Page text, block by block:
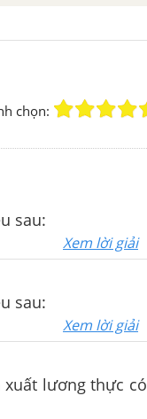
chọn:
sau:
Xem lời giải
sau:
Xem lời giải
xuất lương thực có